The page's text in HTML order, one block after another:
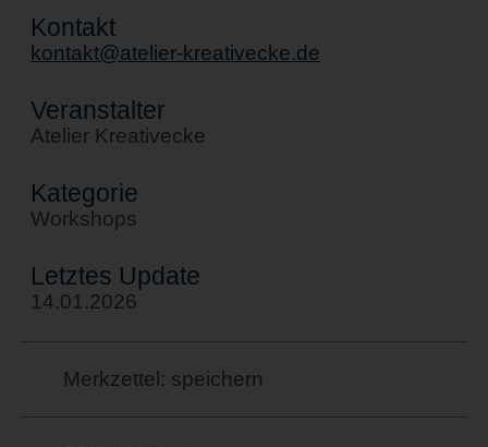
Kontakt
kontakt@atelier-kreativecke.de
Veranstalter
Atelier Kreativecke
Kategorie
Workshops
Letztes Update
14.01.2026
Merkzettel: speichern